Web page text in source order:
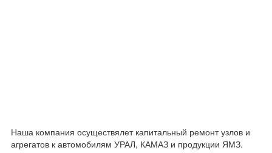
Наша компания осуществялет капитальный ремонт узлов и
агрегатов к автомобилям УРАЛ, КАМАЗ и продукции ЯМЗ.